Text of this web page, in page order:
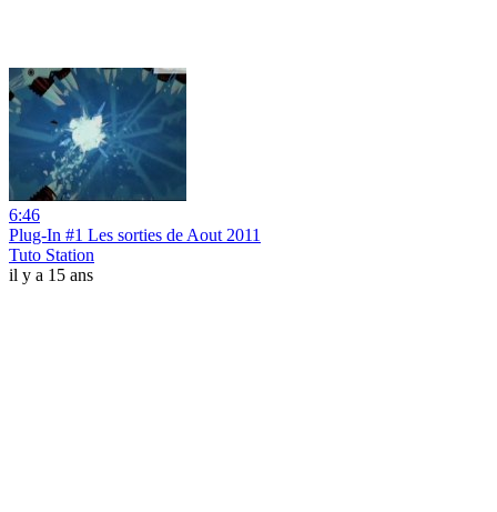
6:46
Plug-In #1 Les sorties de Aout 2011
Tuto Station
il y a 15 ans